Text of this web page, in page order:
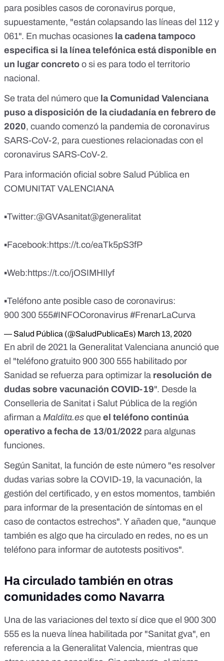
para posibles casos de coronavirus porque,
supuestamente, "están colapsando las líneas del 112 y
061". En muchas ocasiones la cadena tampoco
especifica si la línea telefónica está disponible en
un lugar concreto o si es para todo el territorio
nacional.
Se trata del número que la Comunidad Valenciana
puso a disposición de la ciudadanía en febrero de
2020, cuando comenzó la pandemia de coronavirus
SARS-CoV-2, para cuestiones relacionadas con el
coronavirus SARS-CoV-2.
Para información oficial sobre Salud Pública en
COMUNITAT VALENCIANA
▪️Twitter:@GVAsanitat@generalitat
▪️Facebook:https://t.co/eaTk5pS3fP
▪️Web:https://t.co/jOSIMHIlyf
▪️Teléfono ante posible caso de coronavirus:
900 300 555#INFOCoronavirus #FrenarLaCurva
— Salud Pública (@SaludPublicaEs) March 13, 2020
En abril de 2021 la Generalitat Valenciana anunció que
el "teléfono gratuito 900 300 555 habilitado por
Sanidad se refuerza para optimizar la resolución de
dudas sobre vacunación COVID-19". Desde la
Conselleria de Sanitat i Salut Pública de la región
afirman a Maldita.es que el teléfono continúa
operativo a fecha de 13/01/2022 para algunas
funciones.
Según Sanitat, la función de este número "es resolver
dudas varias sobre la COVID-19, la vacunación, la
gestión del certificado, y en estos momentos, también
para informar de la presentación de síntomas en el
caso de contactos estrechos". Y añaden que, "aunque
también es algo que ha circulado en redes, no es un
teléfono para informar de autotests positivos".
Ha circulado también en otras
comunidades como Navarra
Una de las variaciones del texto sí dice que el 900 300
555 es la nueva línea habilitada por "Sanitat gva", en
referencia a la Generalitat Valencia, mientras que